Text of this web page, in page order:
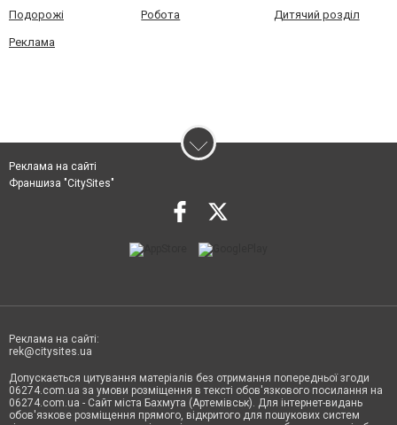
Подорожі Робота Дитячий розділ
Реклама
Реклама на сайті
Франшиза "CitySites"
Реклама на сайті:
rek@citysites.ua
Допускається цитування матеріалів без отримання попередньої згоди
06274.com.ua за умови розміщення в тексті обов'язкового посилання на
06274.com.ua - Сайт міста Бахмута (Артемівськ). Для інтернет-видань
обов'язкове розміщення прямого, відкритого для пошукових систем